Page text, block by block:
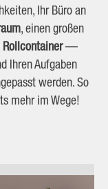
Ihr Büro an
, einen großen
Rollcontainer—
Ihren Aufgaben
werden. So
mehr im Wege!